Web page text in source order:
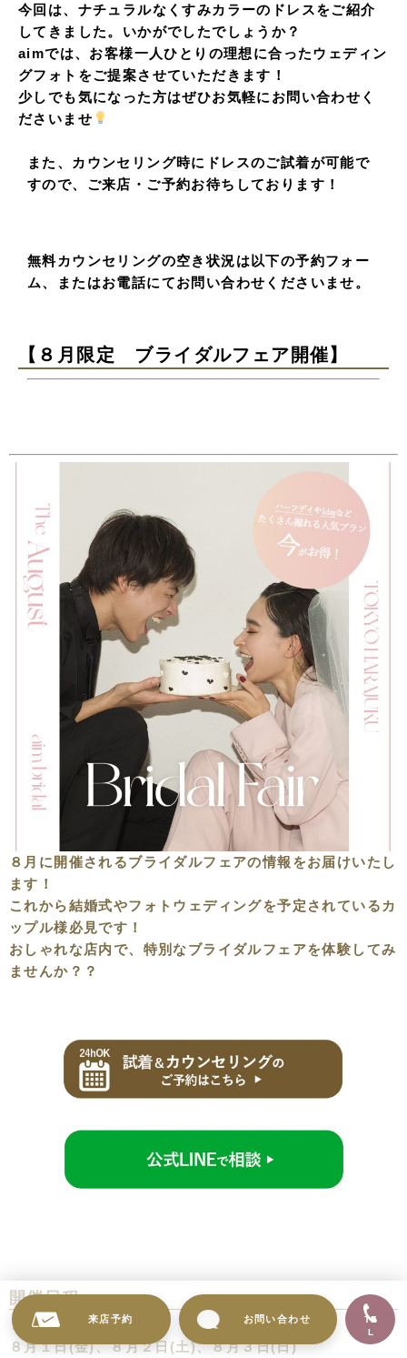
今回は、ナチュラルなくすみカラーのドレスをご紹介
してきました。いかがでしたでしょうか？
aimでは、お客様一人ひとりの理想に合ったウェディン
グフォトをご提案させていただきます！
少しでも気になった方はぜひお気軽にお問い合わせく
ださいませ
また、カウンセリング時にドレスのご試着が可能で
すので、ご来店・ご予約お待ちしております！
無料カウンセリングの空き状況は以下の予約フォー
ム、またはお電話にてお問い合わせくださいませ。
【８月限定 ブライダルフェア開催】
８月に開催されるブライダルフェアの情報をお届けいたし
ます！
これから結婚式やフォトウェディングを予定されているカ
ップル様必見です！
おしゃれな店内で、特別なブライダルフェアを体験してみ
ませんか？？
開催日程
２０２５年
８月１日(金)、８月２日(土)、８月３日(日)
来店予約 お問い合わせ
TE
L